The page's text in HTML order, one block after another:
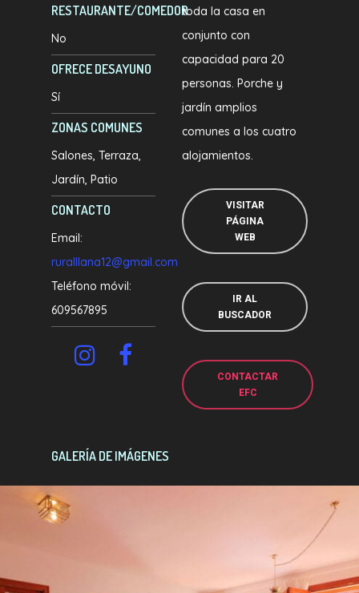
RESTAURANTE/COMEDOR
No
OFRECE DESAYUNO
Sí
ZONAS COMUNES
Salones Terraza
Jardín Patio
CONTACTO
Email:
ruralllana12@gmail.com
Teléfono móvil:
609567895
toda la casa en
conjunto con
capacidad para 20
personas. Porche y
jardín amplios
comunes a los cuatro
alojamientos.
VISITAR
PÁGINA
WEB
IR AL
BUSCADOR
CONTACTAR
EFC
GALERÍA DE IMÁGENES